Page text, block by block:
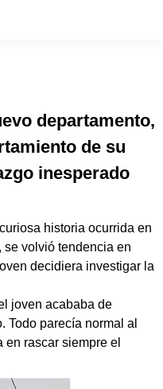
departamento,
de su
inesperado
historia ocurrida en
se volvió tendencia en
decidiera investigar la
joven acababa de
Todo parecía normal al
rascar siempre el